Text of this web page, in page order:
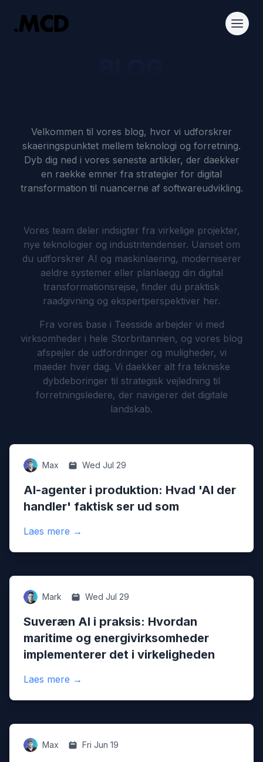
Velkommen til vores blog, hvor vi udforskrer
skaeringspunktet mellem teknologi og forretning.
Dyb dig ned i vores seneste artikler, der daekker
en raekke emner fra strategier for digital
transformation til nuancerne af softwareudvikling.
Vores team deler indsigter fra virkelige projekter,
nye teknologier og industritendenser. Uanset om
du udforskrer AI og maskinlaering, moderniserer
aeldre systemer eller planlaegg din digital
transformationsrejse, finder du praktisk
raadgivning og ekspertperspektiver her.
Fra vores base i Teesside arbejder vi med
virksomheder i hele Storbritannien, og vores blog
afspejler de udfordringer og muligheder, vi
maeder hver dag. Vi daekker alt fra tekniske
dybdeboringer til strategisk vejledning til
forretningsledere, der navigerer det digitale
landskab.
Ai Max Wed Jul 29
AI-agenter i produktion: Hvad 'AI der
handler' faktisk ser ud som
Laes mere AI-agenter i produktion: Hvad 'AI der
→
Ai Mark Wed Jul 29
Suveræn AI i praksis: Hvordan
maritime og energivirksomheder
implementerer det i virkeligheden
Laes mere Suveræn AI i praksis: Hvordan maritime
→
Ai Max Fri Jun 19